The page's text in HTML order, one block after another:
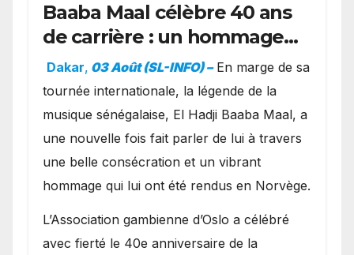
Baaba Maal célèbre 40 ans
de carrière : un hommage
exceptionnel à Oslo en
présence de la famille
royale.
Dakar, 03 Août (SL-INFO) – ​En marge de sa
tournée internationale, la légende de la
musique sénégalaise, El Hadji Baaba Maal, a
une nouvelle fois fait parler de lui à travers
une belle consécration et un vibrant
hommage qui lui ont été rendus en Norvège.
​L’Association gambienne d’Oslo a célébré
avec fierté le 40e anniversaire de la